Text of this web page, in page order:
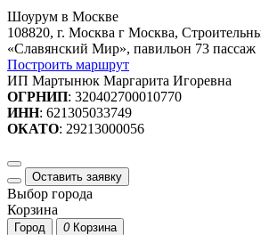
Шоурум в Москве
108820, г. Москва г Москва,
«Славянский Мир», павильон 73 пассаж
Построить маршрут
ИП Мартынюк Маргарита Игоревна
ОГРНИП: 320402700010770
ИНН: 621305033749
ОКАТО: 29213000056
Оставить заявку
Выбор города
Корзина
Город 0 Корзина